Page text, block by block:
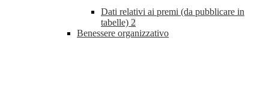
Dati relativi ai premi (da pubblicare in
tabelle) 2
Benessere organizzativo